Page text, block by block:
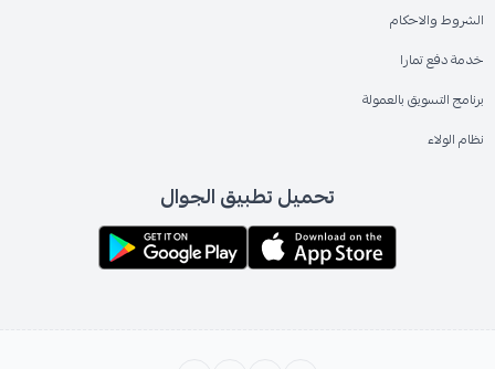
الشروط والاحكام
خدمة دفع تمارا
برنامج التسويق بالعمولة
نظام الولاء
تحميل تطبيق الجوال